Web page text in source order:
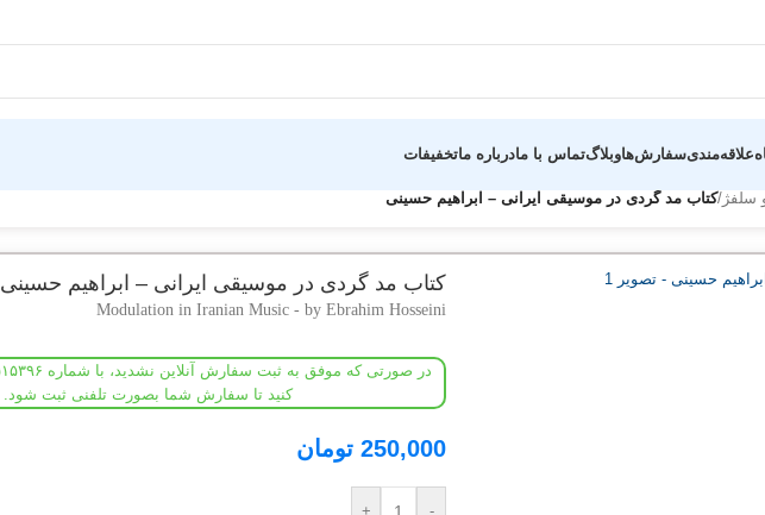
علاقه‌مندیسفارش‌هاوبلاگتماس با مادرباره ماتخفیفات
سلفژ /کتاب مد گردی در موسیقی ایرانی – ابراهیم حسینی
کتاب مد گردی در موسیقی ایرانی – ابراهیم حسینی
Modulation in Iranian Music - by Ebrahim Hosseini
کنید تا سفارش شما بصورت تلفنی ثبت شود.
250,000 تومان
-
+